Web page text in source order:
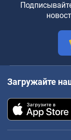
Загружайте